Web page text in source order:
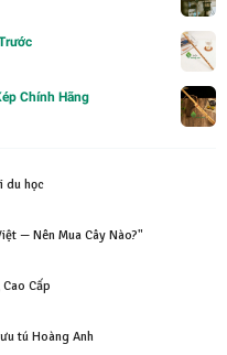
Chính Hãng
du học
— Nên Mua Cây Nào?"
Cấp
tú Hoàng Anh